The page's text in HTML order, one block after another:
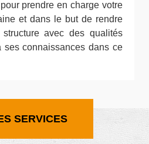
prendre en charge votre
et dans le but de rendre
avec des qualités
ses connaissances dans ce
SERVICES